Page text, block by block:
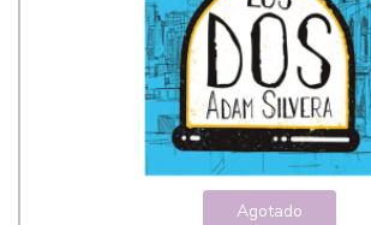
Agotado